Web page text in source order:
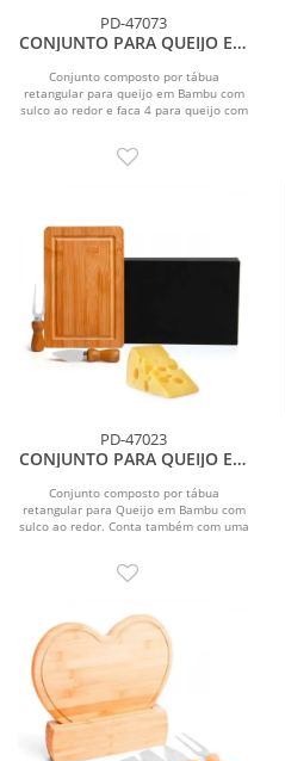
PD-47073
CONJUNTO PARA QUEIJO EM
PÇS
Conjunto composto por tábua
retangular para queijo em Bambu com
sulco ao redor e faca 4 para queijo com
PD-47023
CONJUNTO PARA QUEIJO EM
Conjunto composto por tábua
retangular para Queijo em Bambu com
sulco ao redor. Conta também com uma